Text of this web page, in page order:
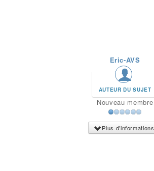
Eric-AVS
AUTEUR DU SUJET
Nouveau membre
Plus d'informations